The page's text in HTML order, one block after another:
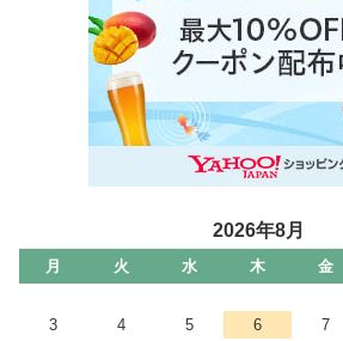
2026年8月
月 火 水 木 金
3
4 5 6 7